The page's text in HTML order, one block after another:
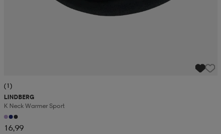
(1)
LINDBERG
K Neck Warmer Sport
16,99